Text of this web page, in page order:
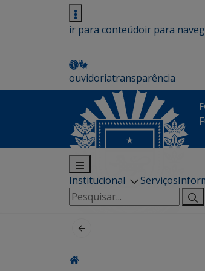
ir para conteúdoir para
ouvidoriatransparência
Institucional Serviços
Pesquisar
por: